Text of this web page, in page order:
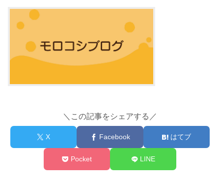
＼この記事をシェアする／
X Facebook はてブ
Pocket LINE